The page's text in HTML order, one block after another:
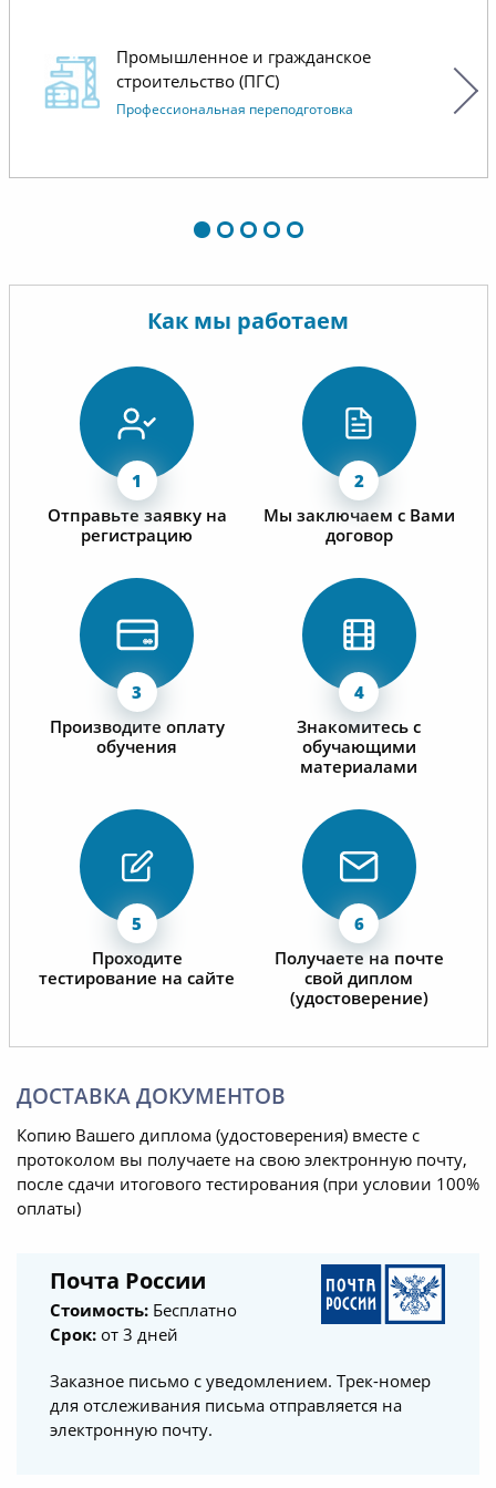
за своевременное оформление
документов, оперативное и
компетентное решение
Промышленное и гражданское
строительство (ПГС)
Профессиональная переподготовка
Как мы работаем
Отправьте заявку на
регистрацию
Мы заключаем с Вами
договор
Производите оплату
обучения
Знакомитесь с
обучающими
материалами
Проходите
тестирование на сайте
Получаете на почте
свой диплом
(удостоверение)
ДОСТАВКА ДОКУМЕНТОВ
Копию Вашего диплома (удостоверения) вместе с
протоколом вы получаете на свою электронную почту,
после сдачи итогового тестирования (при условии 100%
оплаты)
Почта России
Стоимость: Бесплатно
Срок: от 3 дней
Заказное письмо с уведомлением. Трек-номер
для отслеживания письма отправляется на
электронную почту.